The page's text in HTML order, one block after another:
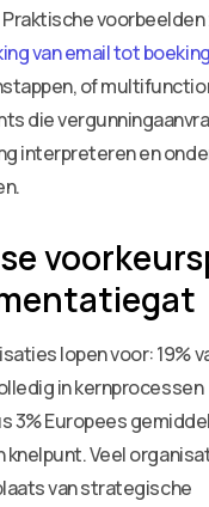
van email tot boeking
of
die
interpreteren en
lopen voor: 19%
in kernprocessen
3% Europees
knelpunt. Veel
van strategische